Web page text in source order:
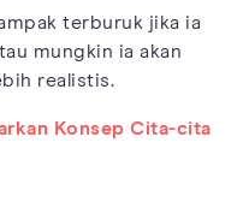
terburuk jika ia
mungkin ia akan
realistis.
Konsep Cita-cita